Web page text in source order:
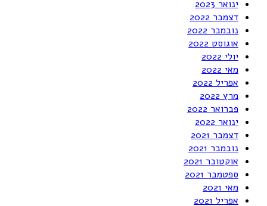
ינואר 2023
דצמבר 2022
נובמבר 2022
אוגוסט 2022
יולי 2022
מאי 2022
אפריל 2022
מרץ 2022
פברואר 2022
ינואר 2022
דצמבר 2021
נובמבר 2021
אוקטובר 2021
ספטמבר 2021
מאי 2021
אפריל 2021